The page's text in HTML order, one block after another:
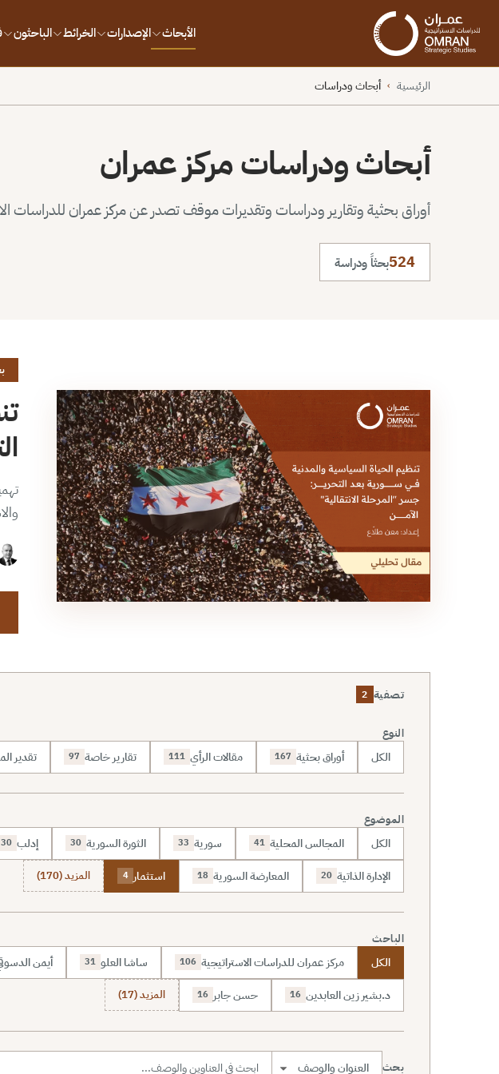
الأبحاث الإصدارات الخرائط الباحثون
الرئيسية › أبحاث ودراسات
أبحاث ودراسات مركز عمران
أوراق بحثية وتقارير ودراسات وتقديرات موقف تصدر عن مركز عمران للدراسات
524بحثاً ودراسة
تصفية 2
النوع
الكل أوراق بحثية 167 مقالات الرأي 111 تقارير خاصة 97 تقدير
الموضوع
الكل المجالس المحلية 41 سورية 33 الثورة السورية 30 إدلب 30
الإدارة الذاتية 20 المعارضة السورية 18 استثمار 4 المزيد (170)
الباحث
الكل مركز عمران للدراسات الاستراتيجية 106 ساشا العلو 31 أيمن
د.بشير زين العابدين 16 حسن جابر 16 المزيد (17)
بحث